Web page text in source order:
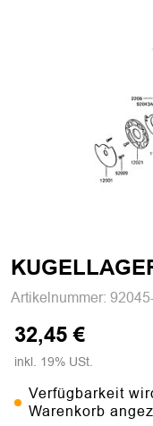
Artikelnummer:
32,45 €
inkl. 19% USt.
Verfügbarkeit
Warenkorb